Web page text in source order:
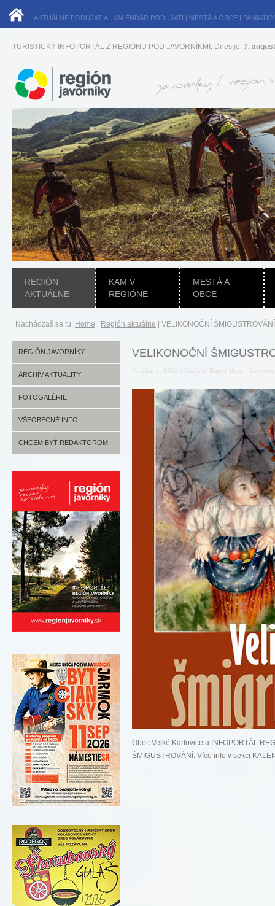
AKTUÁLNE PODUJATIA| KALENDÁR PODUJATÍ | MESTÁ A OBCE | PAMIATKY
TURISTICKÝ INFOPORTÁL Z REGIÓNU POD JAVORNÍKMI, Dnes je: 7.
REGIÓN
AKTUÁLNE
KAM V
REGIÓNE
MESTÁ A
OBCE
Nachádzaš sa tu: Home Región aktuálne VELIKONOČNÍ ŠMIGUSTROVÁNÍ
REGIÓN JAVORNÍKY
ARCHÍV AKTUALITY
FOTOGALÉRIE
VŠEOBECNÉ INFO
CHCEM BYŤ REDAKTOROM
VELIKONOČNÍ
Prečítané: 382x Napísal: Super User
Obec Velké Karlovice a INFOPORTÁL
ŠMIGUSTROVÁNÍ. Více info v sekci